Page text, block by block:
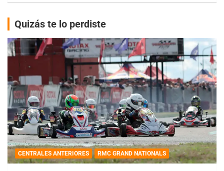
Quizás te lo perdiste
CENTRALES ANTERIORES RMC GRAND NATIONALS